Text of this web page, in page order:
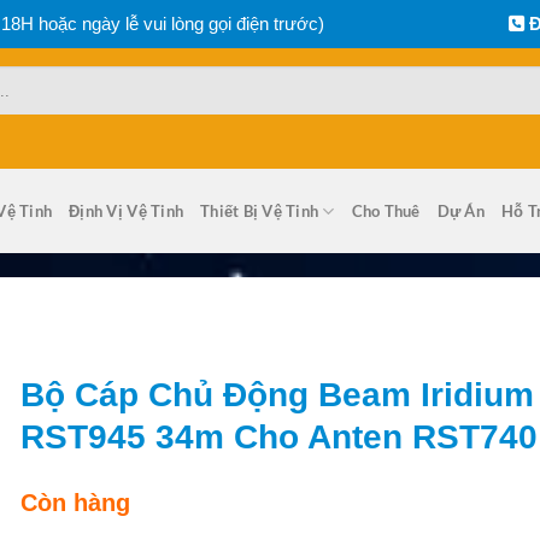
hoặc ngày lễ vui lòng gọi điện trước)
Tinh Định Vị Vệ Tinh Thiết Bị Vệ Tinh Cho Thuê Dự Án Hỗ
Bộ Cáp Chủ Động Beam Iridium
RST945 34m Cho Anten RST740
Còn hàng